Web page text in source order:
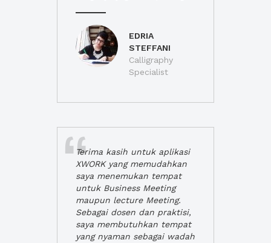
EDRIA
STEFFANI
Calligraphy
Specialist
Terima kasih untuk aplikasi
XWORK yang memudahkan
saya menemukan tempat
untuk Business Meeting
maupun lecture Meeting.
Sebagai dosen dan praktisi,
saya membutuhkan tempat
yang nyaman sebagai wadah